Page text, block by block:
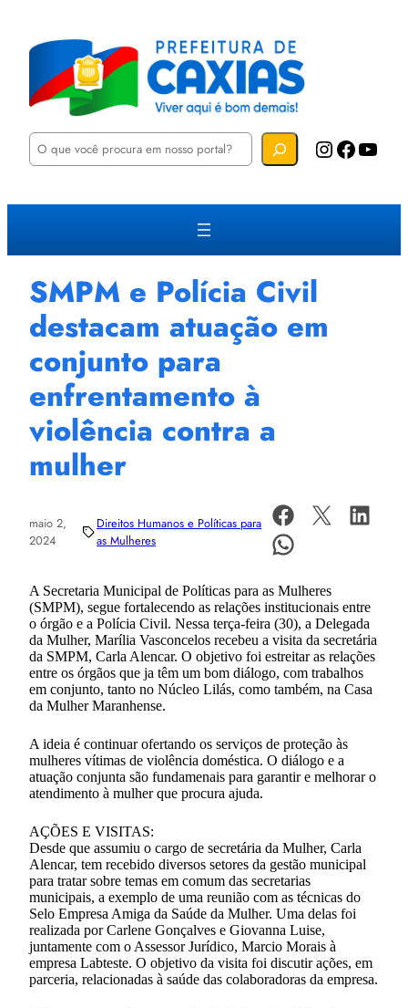
P
u
a
Instagram Facebook YouTube
SMPM e Polícia Civil
destacam atuação em
conjunto para
enfrentamento à
violência contra a
mulher
maio 2,
2024
Direitos Humanos e Políticas para
as Mulheres
A Secretaria Municipal de Políticas para as Mulheres
(SMPM), segue fortalecendo as relações institucionais entre
o órgão e a Polícia Civil. Nessa terça-feira (30), a Delegada
da Mulher, Marília Vasconcelos recebeu a visita da secretária
da SMPM, Carla Alencar. O objetivo foi estreitar as relações
entre os órgãos que ja têm um bom diálogo, com trabalhos
em conjunto, tanto no Núcleo Lilás, como também, na Casa
da Mulher Maranhense.
A ideia é continuar ofertando os serviços de proteção às
mulheres vítimas de violência doméstica. O diálogo e a
atuação conjunta são fundamenais para garantir e melhorar o
atendimento à mulher que procura ajuda.
AÇÕES E VISITAS:
Desde que assumiu o cargo de secretária da Mulher, Carla
Alencar, tem recebido diversos setores da gestão municipal
para tratar sobre temas em comum das secretarias
municipais, a exemplo de uma reunião com as técnicas do
Selo Empresa Amiga da Saúde da Mulher. Uma delas foi
realizada por Carlene Gonçalves e Giovanna Luise,
juntamente com o Assessor Jurídico, Marcio Morais à
empresa Labteste. O objetivo da visita foi discutir ações, em
parceria, relacionadas à saúde das colaboradoras da empresa.